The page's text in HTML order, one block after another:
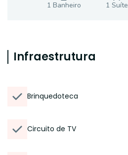
1 Banheiro 1 Suíte
Infraestrutura
Brinquedoteca
Circuito de TV